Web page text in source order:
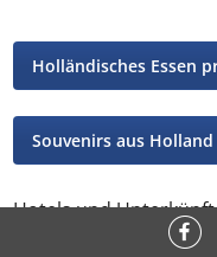
Holländisches Essen
Souvenirs aus Holland
Hotels und